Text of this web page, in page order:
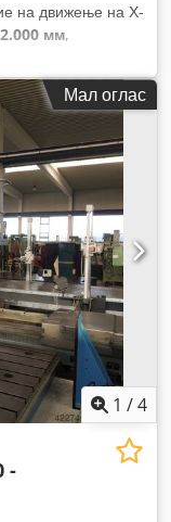
на движење на Х-
2.000 мм,
мм, вкупна
мм, должина на
мм
на напојување
Z-оска:8.000
2.000 обр/мин,
Мал оглас
1 /4
-